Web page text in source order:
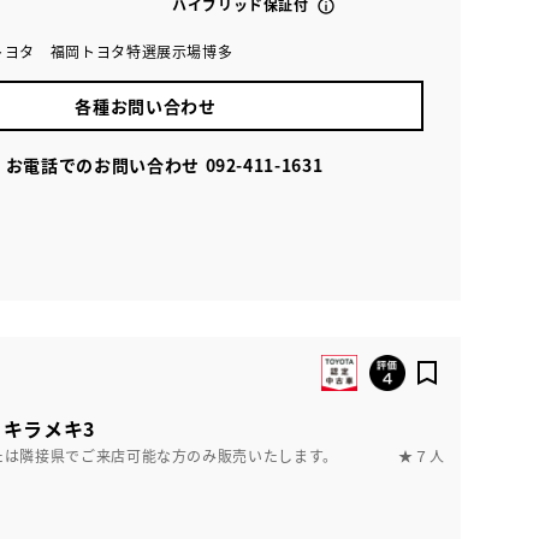
ハイブリッド保証付
ヨタ 福岡トヨタ特選展示場博多
各種お問い合わせ
お電話でのお問い合わせ 092-411-1631
ラメキ3
は隣接県でご来店可能な方のみ販売いたします。 ★７人